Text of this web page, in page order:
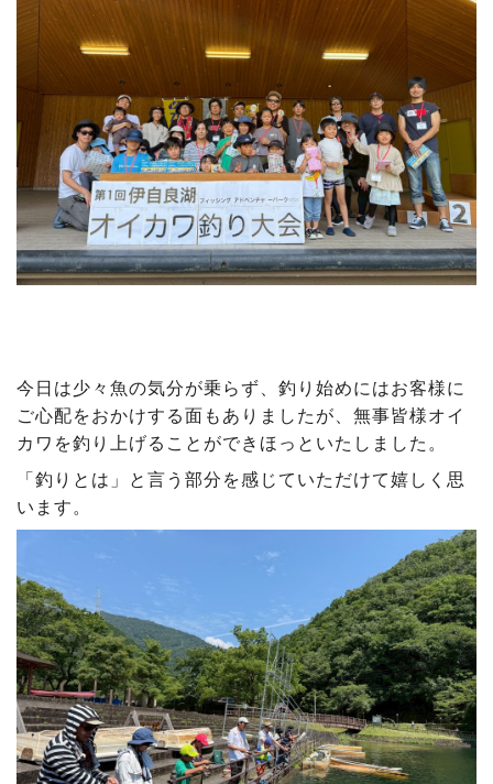
今日は少々魚の気分が乗らず、釣り始めにはお客様に
ご心配をおかけする面もありましたが、無事皆様オイ
カワを釣り上げることができほっといたしました。
「釣りとは」と言う部分を感じていただけて嬉しく思
います。